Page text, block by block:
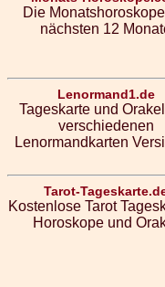
Die
nächsten 12
Lenormand1.de
Tageskarte und
verschiedenen
Lenormandkarten
Tarot-
Kostenlose Tarot
Horoskope und